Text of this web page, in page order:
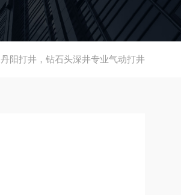
丹阳打井，钻石头深井专业气动打井